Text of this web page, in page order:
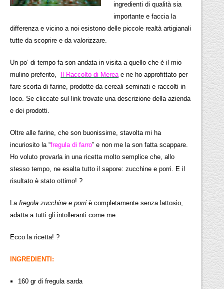
ingredienti di qualità sia
importante e faccia la
differenza e vicino a noi esistono delle piccole realtà artigianali
tutte da scoprire e da valorizzare.
Un po’ di tempo fa son andata in visita a quello che è il mio
mulino preferito,
Il Raccolto di Mereae ne ho approfittato per
fare scorta di farine, prodotte da cereali seminati e raccolti in
loco. Se cliccate sul link trovate una descrizione della azienda
e dei prodotti.
Oltre alle farine, che son buonissime, stavolta mi ha
incuriosito la “fregula di farro” e non me la son fatta scappare.
Ho voluto provarla in una ricetta molto semplice che, allo
stesso tempo, ne esalta tutto il sapore: zucchine e porri. E il
risultato è stato ottimo! ?
Lafregola zucchine e porri è completamente senza lattosio,
adatta a tutti gli intolleranti come me.
Ecco la ricetta! ?
INGREDIENTI:
160 gr di fregula sarda